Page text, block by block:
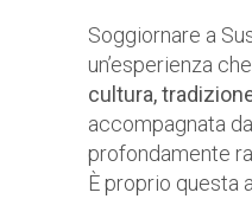
Soggiornare a
un’esperienza
cultura,
accompagnata
profondamente
È proprio questa